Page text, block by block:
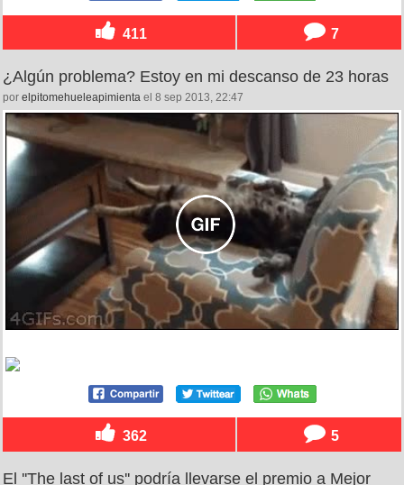
411 7
¿Algún problema? Estoy en mi descanso de 23 horas
por elpitomehueleapimienta el 8 sep 2013, 22:47
362 5
El ''The last of us'' podría llevarse el premio a Mejor